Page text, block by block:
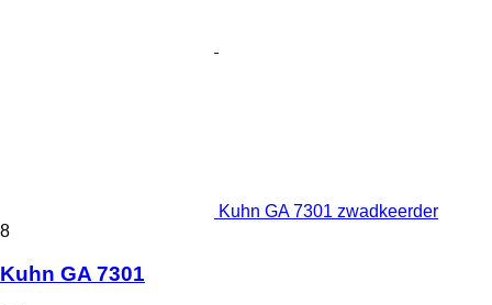
Kuhn GA 7301 zwadkeerder
8
Kuhn GA 7301